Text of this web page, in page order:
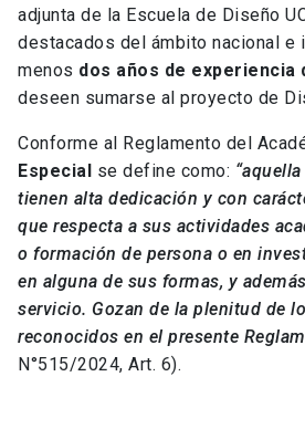
adjunta de la Escuela de Diseño
destacados del ámbito nacional e
menos dos años de experiencia
deseen sumarse al proyecto de
Conforme al Reglamento del
Especial se define como:
tienen alta dedicación y con
que respecta a sus actividades
o formación de persona o en
en alguna de sus formas, y
servicio. Gozan de la plenitud de
reconocidos en el presente
N°515/2024, Art. 6).